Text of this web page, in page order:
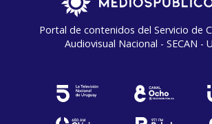
Portal de contenidos del Servicio de
Audiovisual Nacional - SECAN -